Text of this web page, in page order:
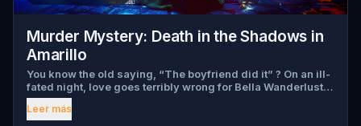
Murder Mystery: Death in the Shadows in
Amarillo
You know the old saying, “The boyfriend did it” ? On an ill-
fated night, love goes terribly wrong for Bella Wanderlust
and Walter Bridges . Bella, a famous travel blogger, was
found dead during a ghost tour led by the theatrical Percy
Leer más